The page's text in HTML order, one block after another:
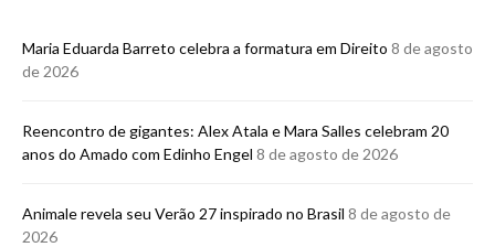
Maria Eduarda Barreto celebra a formatura em Direito 8 de agosto
de 2026
Reencontro de gigantes: Alex Atala e Mara Salles celebram 20
anos do Amado com Edinho Engel 8 de agosto de 2026
Animale revela seu Verão 27 inspirado no Brasil 8 de agosto de
2026